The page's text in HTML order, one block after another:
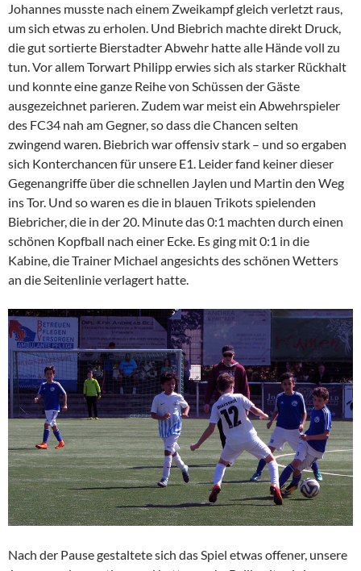
Johannes musste nach einem Zweikampf gleich verletzt raus,
um sich etwas zu erholen. Und Biebrich machte direkt Druck,
die gut sortierte Bierstadter Abwehr hatte alle Hände voll zu
tun. Vor allem Torwart Philipp erwies sich als starker Rückhalt
und konnte eine ganze Reihe von Schüssen der Gäste
ausgezeichnet parieren. Zudem war meist ein Abwehrspieler
des FC34 nah am Gegner, so dass die Chancen selten
zwingend waren. Biebrich war offensiv stark – und so ergaben
sich Konterchancen für unsere E1. Leider fand keiner dieser
Gegenangriffe über die schnellen Jaylen und Martin den Weg
ins Tor. Und so waren es die in blauen Trikots spielenden
Biebricher, die in der 20. Minute das 0:1 machten durch einen
schönen Kopfball nach einer Ecke. Es ging mit 0:1 in die
Kabine, die Trainer Michael angesichts des schönen Wetters
an die Seitenlinie verlagert hatte.
Nach der Pause gestaltete sich das Spiel etwas offener, unsere